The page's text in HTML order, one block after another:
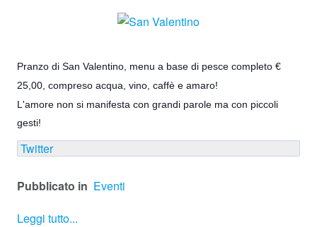
Pranzo di San Valentino, menu a base di pesce completo €
25,00, compreso acqua, vino, caffè e amaro!
L'amore non si manifesta con grandi parole ma con piccoli
gesti!
Twitter
Pubblicato in Eventi
Leggi tutto...